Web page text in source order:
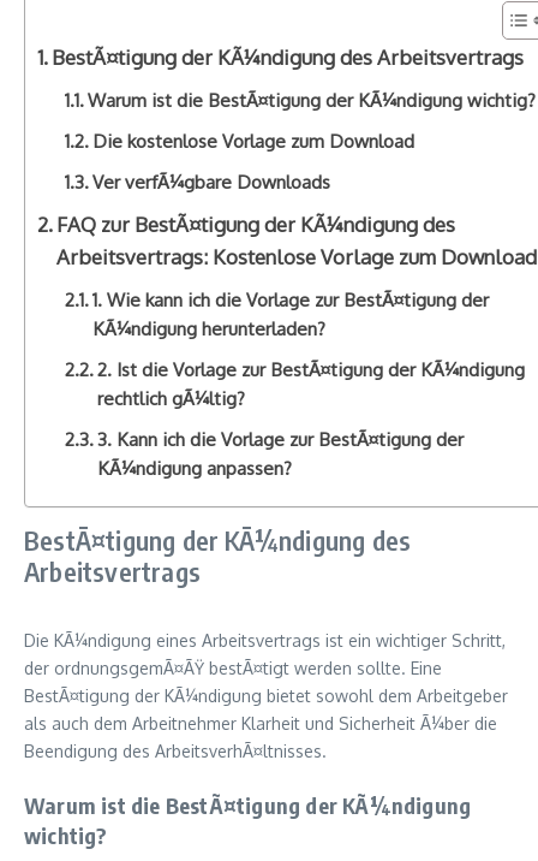
BestÃ¤tigung der KÃ¼ndigung des Arbeitsvertrags
Warum ist die BestÃ¤tigung der KÃ¼ndigung wichtig?
Die kostenlose Vorlage zum Download
Ver verfÃ¼gbare Downloads
FAQ zur BestÃ¤tigung der KÃ¼ndigung des
Arbeitsvertrags: Kostenlose Vorlage zum Download
1. Wie kann ich die Vorlage zur BestÃ¤tigung der
KÃ¼ndigung herunterladen?
2. Ist die Vorlage zur BestÃ¤tigung der KÃ¼ndigung
rechtlich gÃ¼ltig?
3. Kann ich die Vorlage zur BestÃ¤tigung der
KÃ¼ndigung anpassen?
BestÃ¤tigung der KÃ¼ndigung des
Arbeitsvertrags
Die KÃ¼ndigung eines Arbeitsvertrags ist ein wichtiger Schritt,
der ordnungsgemÃ¤ÃŸ bestÃ¤tigt werden sollte. Eine
BestÃ¤tigung der KÃ¼ndigung bietet sowohl dem Arbeitgeber
als auch dem Arbeitnehmer Klarheit und Sicherheit Ã¼ber die
Beendigung des ArbeitsverhÃ¤ltnisses.
Warum ist die BestÃ¤tigung der KÃ¼ndigung
wichtig?